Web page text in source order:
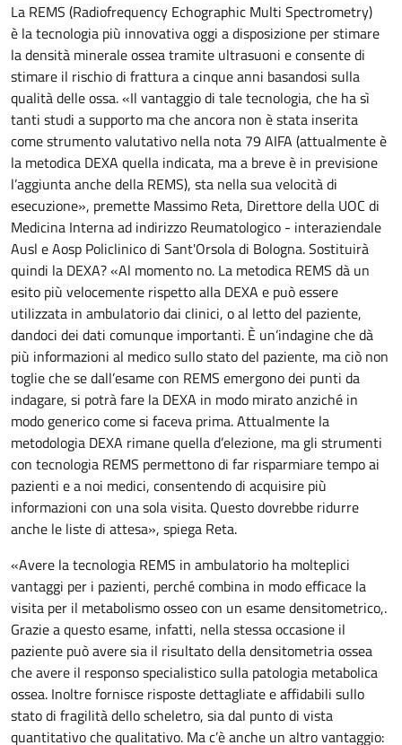
La REMS (Radiofrequency Echographic Multi Spectrometry)
è la tecnologia più innovativa oggi a disposizione per stimare
la densità minerale ossea tramite ultrasuoni e consente di
stimare il rischio di frattura a cinque anni basandosi sulla
qualità delle ossa. «Il vantaggio di tale tecnologia, che ha sì
tanti studi a supporto ma che ancora non è stata inserita
come strumento valutativo nella nota 79 AIFA (attualmente è
la metodica DEXA quella indicata, ma a breve è in previsione
l’aggiunta anche della REMS), sta nella sua velocità di
esecuzione», premette Massimo Reta, Direttore della UOC di
Medicina Interna ad indirizzo Reumatologico - interaziendale
Ausl e Aosp Policlinico di Sant'Orsola di Bologna. Sostituirà
quindi la DEXA? «Al momento no. La metodica REMS dà un
esito più velocemente rispetto alla DEXA e può essere
utilizzata in ambulatorio dai clinici, o al letto del paziente,
dandoci dei dati comunque importanti. È un’indagine che dà
più informazioni al medico sullo stato del paziente, ma ciò non
toglie che se dall’esame con REMS emergono dei punti da
indagare, si potrà fare la DEXA in modo mirato anziché in
modo generico come si faceva prima. Attualmente la
metodologia DEXA rimane quella d’elezione, ma gli strumenti
con tecnologia REMS permettono di far risparmiare tempo ai
pazienti e a noi medici, consentendo di acquisire più
informazioni con una sola visita. Questo dovrebbe ridurre
anche le liste di attesa», spiega Reta.
«Avere la tecnologia REMS in ambulatorio ha molteplici
vantaggi per i pazienti, perché combina in modo efficace la
visita per il metabolismo osseo con un esame densitometrico,.
Grazie a questo esame, infatti, nella stessa occasione il
paziente può avere sia il risultato della densitometria ossea
che avere il responso specialistico sulla patologia metabolica
ossea. Inoltre fornisce risposte dettagliate e affidabili sullo
stato di fragilità dello scheletro, sia dal punto di vista
quantitativo che qualitativo. Ma c’è anche un altro vantaggio: